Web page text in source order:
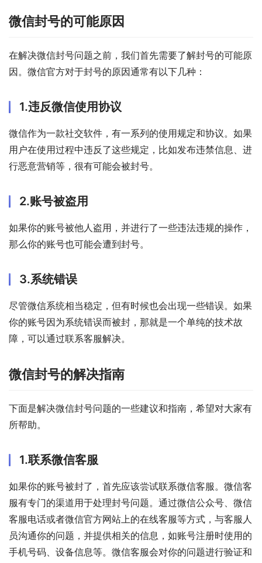
微信封号的可能原因
在解决微信封号问题之前，我们首先需要了解封号的可能原
因。微信官方对于封号的原因通常有以下几种：
1.违反微信使用协议
微信作为一款社交软件，有一系列的使用规定和协议。如果
用户在使用过程中违反了这些规定，比如发布违禁信息、进
行恶意营销等，很有可能会被封号。
2.账号被盗用
如果你的账号被他人盗用，并进行了一些违法违规的操作，
那么你的账号也可能会遭到封号。
3.系统错误
尽管微信系统相当稳定，但有时候也会出现一些错误。如果
你的账号因为系统错误而被封，那就是一个单纯的技术故
障，可以通过联系客服解决。
微信封号的解决指南
下面是解决微信封号问题的一些建议和指南，希望对大家有
所帮助。
1.联系微信客服
如果你的账号被封了，首先应该尝试联系微信客服。微信客
服有专门的渠道用于处理封号问题。通过微信公众号、微信
客服电话或者微信官方网站上的在线客服等方式，与客服人
员沟通你的问题，并提供相关的信息，如账号注册时使用的
手机号码、设备信息等。微信客服会对你的问题进行验证和